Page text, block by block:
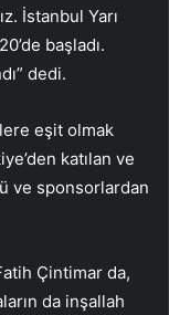
İstanbul Yarı
başladı.
dedi.
eşit olmak
katılan ve
ve sponsorlardan
Çintimar da,
da inşallah